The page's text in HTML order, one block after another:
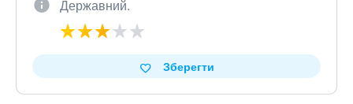
Державний.
Зберегти